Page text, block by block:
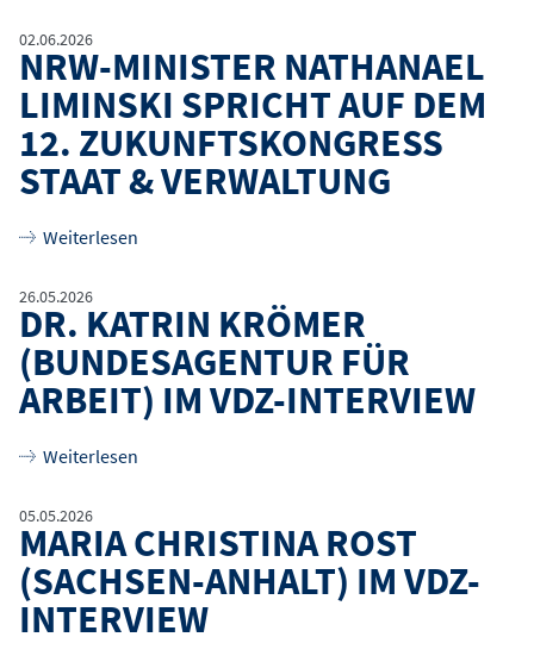
02.06.2026
NRW-MINISTER NATHANAEL
LIMINSKI SPRICHT AUF DEM
12. ZUKUNFTSKONGRESS
STAAT & VERWALTUNG
Weiterlesen
26.05.2026
DR. KATRIN KRÖMER
(BUNDESAGENTUR FÜR
ARBEIT) IM VDZ-INTERVIEW
Weiterlesen
05.05.2026
MARIA CHRISTINA ROST
(SACHSEN-ANHALT) IM VDZ-
INTERVIEW